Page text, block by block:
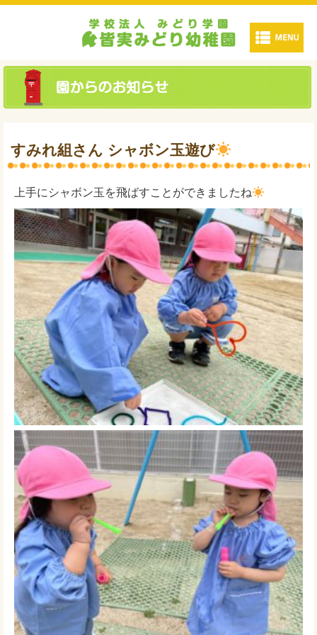
すみれ組さん シャボン玉遊び
上手にシャボン玉を飛ばすことができましたね